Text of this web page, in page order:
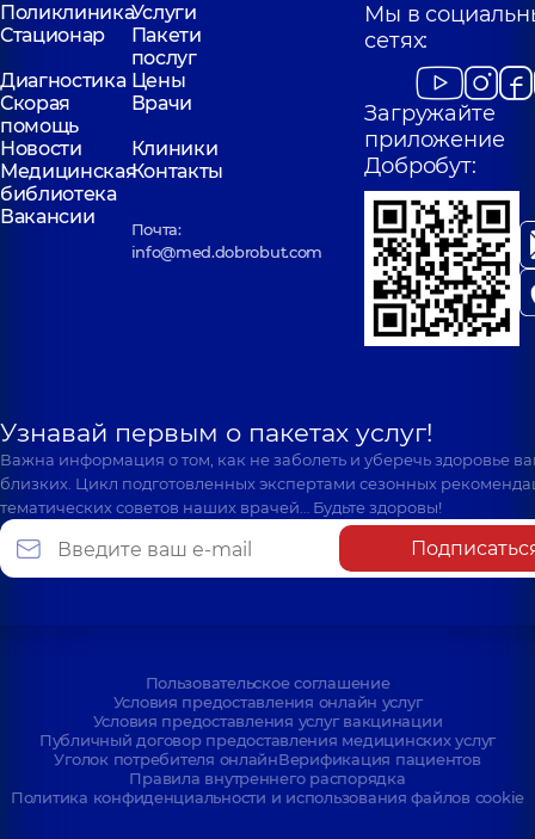
ПоликлиникаУслуги
Стационар
Пакети
послуг
Диагностика Цены
Скорая
помощь
Врачи
Новости
Клиники
Медицинская
библиотека
Контакты
Вакансии
Почта:
info@med.dobrobut.com
Мы в
сетях:
Загружайте
приложение
Добробут:
Узнавай первым о пакетах услуг!
Важна информация о том, как не заболеть и уберечь здоровье
близких. Цикл подготовленных экспертами сезонных
тематических советов наших врачей… Будьте здоровы!
Пользовательское соглашение
Условия предоставления онлайн услуг
Условия предоставления услуг вакцинации
Публичный договор предоставления медицинских услуг
Уголок потребителя онлайнВерификация пациентов
Правила внутреннего распорядка
Политика конфиденциальности и использования файлов cookie